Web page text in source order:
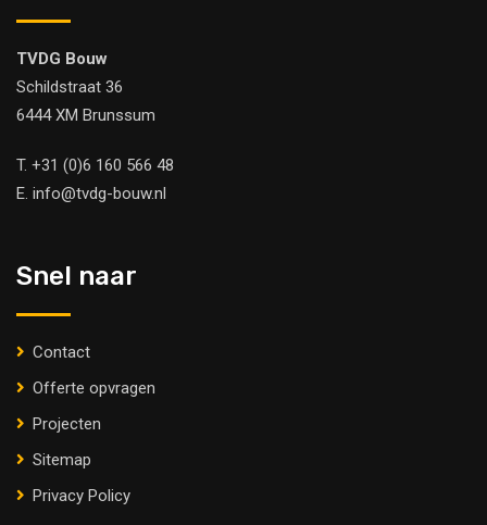
TVDG Bouw
Schildstraat 36
6444 XM Brunssum
T. +31 (0)6 160 566 48
E. info@tvdg-bouw.nl
Snel naar
Contact
Offerte opvragen
Projecten
Sitemap
Privacy Policy